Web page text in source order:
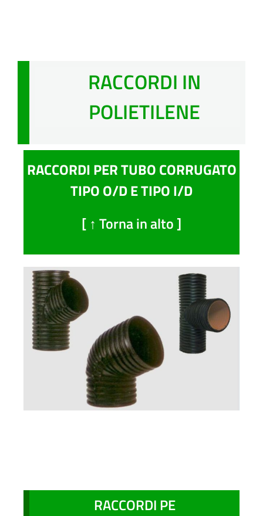
RACCORDI IN
POLIETILENE
RACCORDI PER TUBO CORRUGATO
TIPO O/D E TIPO I/D
[ ↑ Torna in alto ]
RACCORDI PE